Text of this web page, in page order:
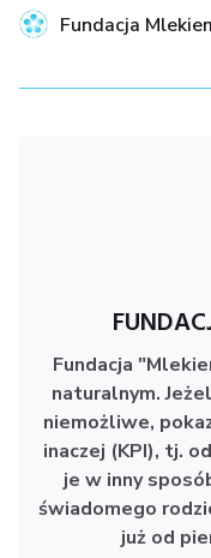
Fundacja
Fundacja
naturalnym.
niemożliwe,
inaczej (KPI), tj.
je w inny
świadomego
już od